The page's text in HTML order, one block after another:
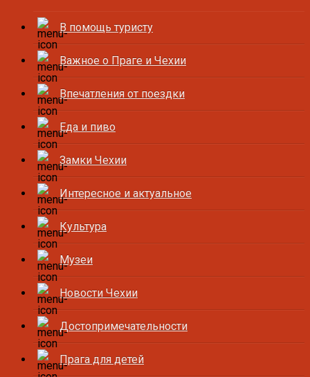
В помощь туристу
Важное о Праге и Чехии
Впечатления от поездки
Еда и пиво
Замки Чехии
Интересное и актуальное
Культура
Музеи
Новости Чехии
Достопримечательности
Прага для детей